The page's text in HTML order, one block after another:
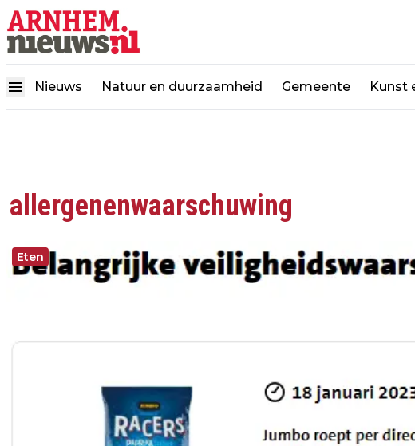
Nieuws Natuur en duurzaamheid Gemeente Kunst
allergenenwaarschuwing
Eten